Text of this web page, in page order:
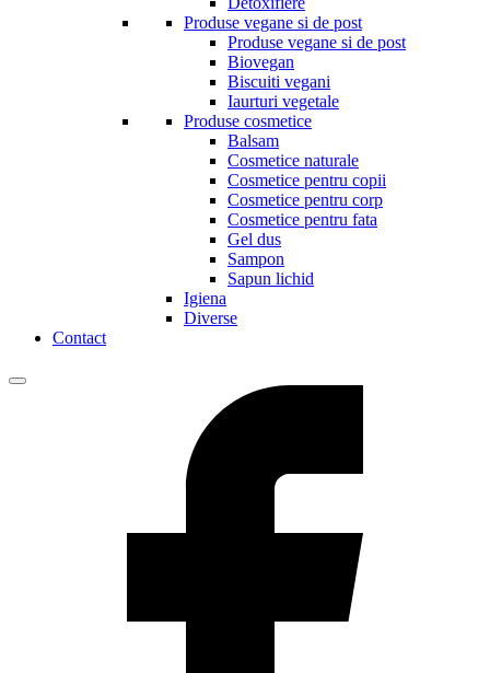
Produse vegane si de post
Produse vegane si de post
Biovegan
Biscuiti vegani
Iaurturi vegetale
Produse cosmetice
Balsam
Cosmetice naturale
Cosmetice pentru copii
Cosmetice pentru corp
Cosmetice pentru fata
Gel dus
Sampon
Sapun lichid
Igiena
Diverse
Contact